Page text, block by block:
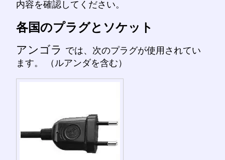
内容を確認してください。
各国のプラグとソケット
アンゴラ では、次のプラグが使用されてい
ます。 （ルアンダを含む）